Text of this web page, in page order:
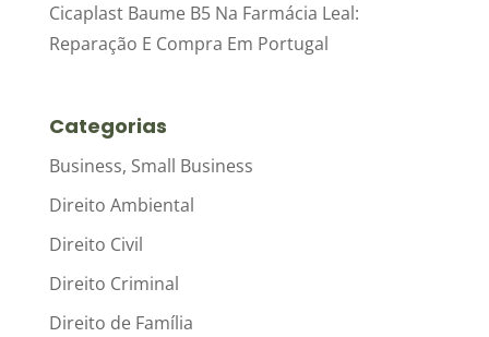
Cicaplast Baume B5 Na Farmácia Leal:
Reparação E Compra Em Portugal
Categorias
Business, Small Business
Direito Ambiental
Direito Civil
Direito Criminal
Direito de Família